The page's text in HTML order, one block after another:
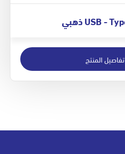
تفاصيل المنتج